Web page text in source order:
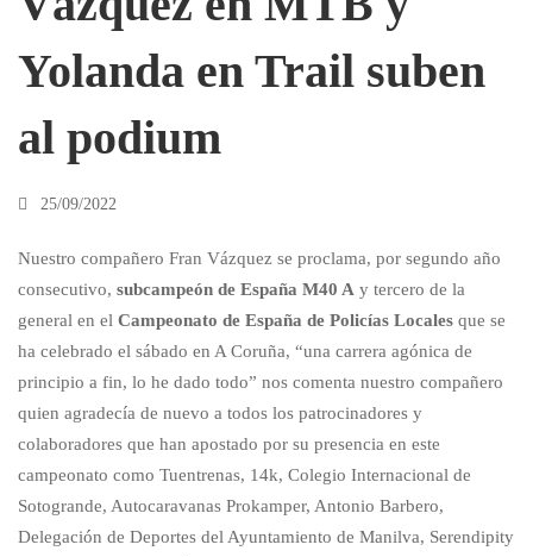
en
Trail
suben
al
podium
Yolanda en Trail suben
al podium
25/09/2022
Nuestro compañero Fran Vázquez se proclama, por segundo año
consecutivo, subcampeón de España M40 A y tercero de la
general en el Campeonato de España de Policías Locales que se
ha celebrado el sábado en A Coruña, “una carrera agónica de
principio a fin, lo he dado todo” nos comenta nuestro compañero
quien agradecía de nuevo a todos los patrocinadores y
colaboradores que han apostado por su presencia en este
campeonato como Tuentrenas, 14k, Colegio Internacional de
Sotogrande, Autocaravanas Prokamper, Antonio Barbero,
Delegación de Deportes del Ayuntamiento de Manilva, Serendipity